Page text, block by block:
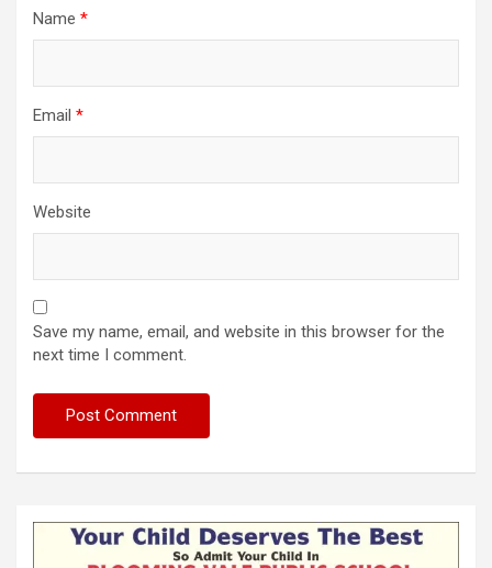
Name *
Email *
Website
Save my name, email, and website in this browser for the
next time I comment.